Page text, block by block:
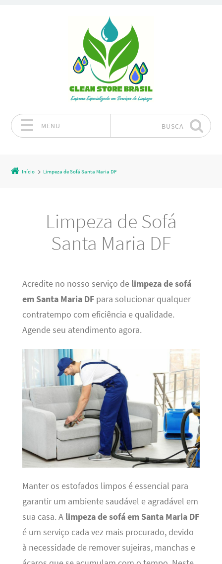
MENU BUSCA
Início Limpeza de Sofá Santa Maria DF
Limpeza de Sofá
Santa Maria DF
Acredite no nosso serviço de limpeza de sofá
em Santa Maria DFpara solucionar qualquer
contratempo com eficiência e qualidade.
Agende seu atendimento agora.
Manter os estofados limpos é essencial para
garantir um ambiente saudável e agradável em
sua casa. A limpeza de sofá em Santa Maria DF
é um serviço cada vez mais procurado, devido
à necessidade de remover sujeiras, manchas e